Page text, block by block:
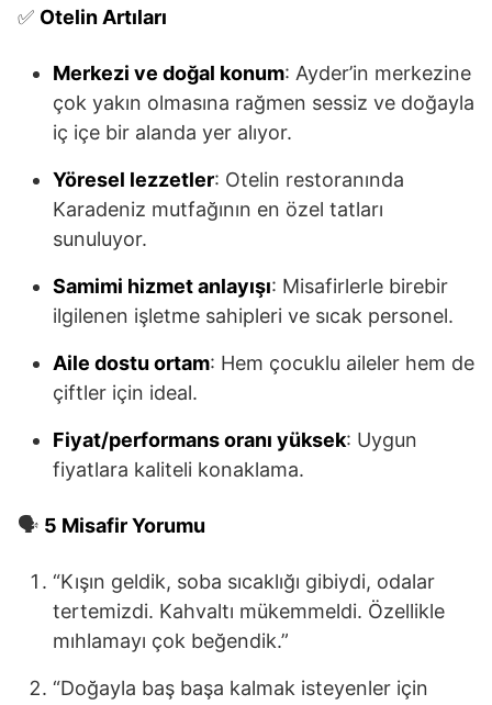
✅ Otelin Artıları
Merkezi ve doğal konum: Ayder’in merkezine
çok yakın olmasına rağmen sessiz ve doğayla
iç içe bir alanda yer alıyor.
Yöresel lezzetler: Otelin restoranında
Karadeniz mutfağının en özel tatları
sunuluyor.
Samimi hizmet anlayışı: Misafirlerle birebir
ilgilenen işletme sahipleri ve sıcak personel.
Aile dostu ortam: Hem çocuklu aileler hem de
çiftler için ideal.
Fiyat/performans oranı yüksek: Uygun
fiyatlara kaliteli konaklama.
🗣️ 5 Misafir Yorumu
“Kışın geldik, soba sıcaklığı gibiydi, odalar
tertemizdi. Kahvaltı mükemmeldi. Özellikle
mıhlamayı çok beğendik.”
“Doğayla baş başa kalmak isteyenler için